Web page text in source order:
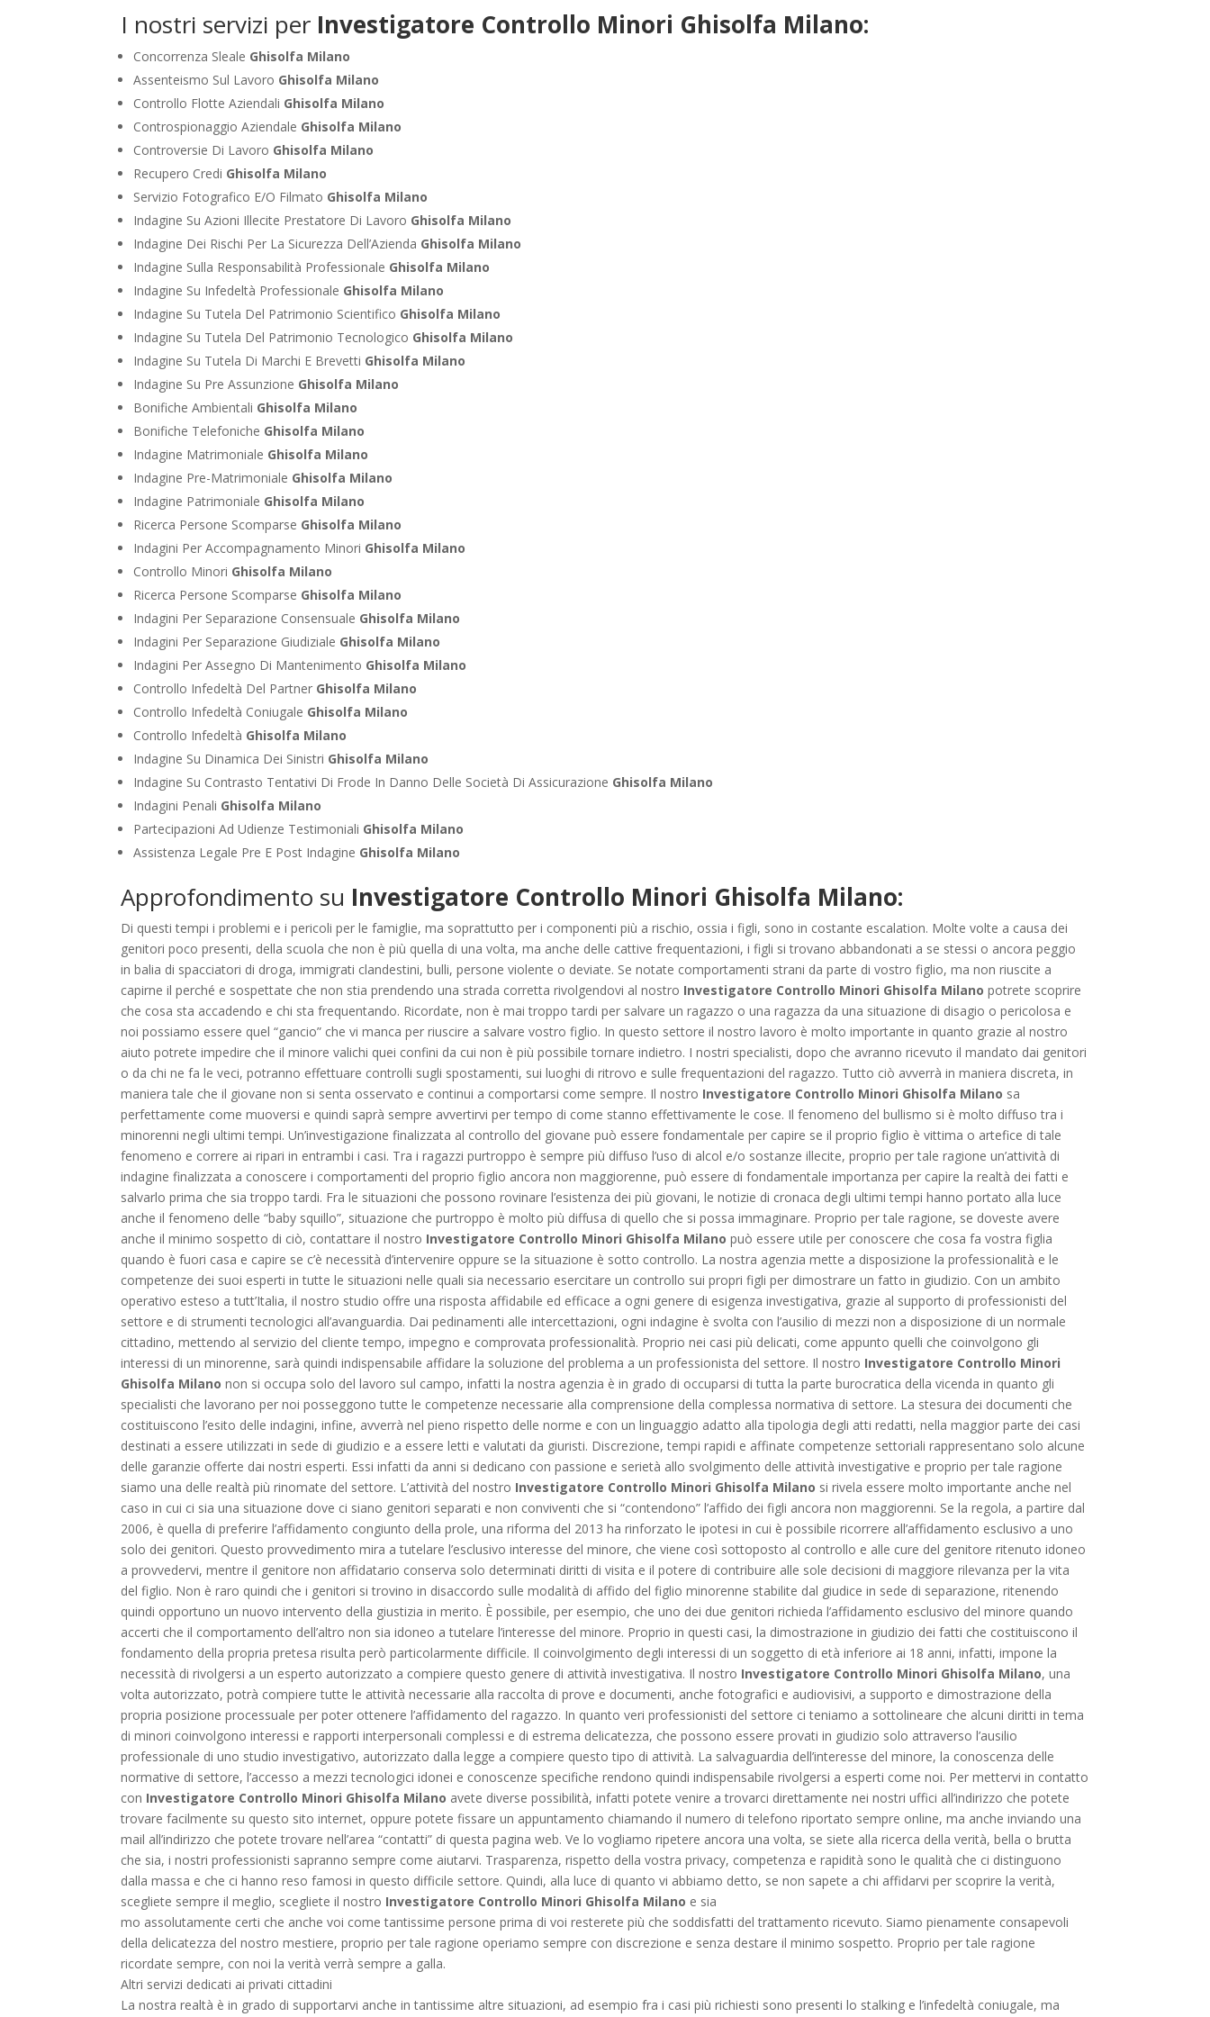
I nostri servizi per Investigatore Controllo Minori Ghisolfa Milano:
Concorrenza Sleale Ghisolfa Milano
Assenteismo Sul Lavoro Ghisolfa Milano
Controllo Flotte Aziendali Ghisolfa Milano
Controspionaggio Aziendale Ghisolfa Milano
Controversie Di Lavoro Ghisolfa Milano
Recupero Credi Ghisolfa Milano
Servizio Fotografico E/O Filmato Ghisolfa Milano
Indagine Su Azioni Illecite Prestatore Di Lavoro Ghisolfa Milano
Indagine Dei Rischi Per La Sicurezza Dell’Azienda Ghisolfa Milano
Indagine Sulla Responsabilità Professionale Ghisolfa Milano
Indagine Su Infedeltà Professionale Ghisolfa Milano
Indagine Su Tutela Del Patrimonio Scientifico Ghisolfa Milano
Indagine Su Tutela Del Patrimonio Tecnologico Ghisolfa Milano
Indagine Su Tutela Di Marchi E Brevetti Ghisolfa Milano
Indagine Su Pre Assunzione Ghisolfa Milano
Bonifiche Ambientali Ghisolfa Milano
Bonifiche Telefoniche Ghisolfa Milano
Indagine Matrimoniale Ghisolfa Milano
Indagine Pre-Matrimoniale Ghisolfa Milano
Indagine Patrimoniale Ghisolfa Milano
Ricerca Persone Scomparse Ghisolfa Milano
Indagini Per Accompagnamento Minori Ghisolfa Milano
Controllo Minori Ghisolfa Milano
Ricerca Persone Scomparse Ghisolfa Milano
Indagini Per Separazione Consensuale Ghisolfa Milano
Indagini Per Separazione Giudiziale Ghisolfa Milano
Indagini Per Assegno Di Mantenimento Ghisolfa Milano
Controllo Infedeltà Del Partner Ghisolfa Milano
Controllo Infedeltà Coniugale Ghisolfa Milano
Controllo Infedeltà Ghisolfa Milano
Indagine Su Dinamica Dei Sinistri Ghisolfa Milano
Indagine Su Contrasto Tentativi Di Frode In Danno Delle Società Di Assicurazione Ghisolfa Milano
Indagini Penali Ghisolfa Milano
Partecipazioni Ad Udienze Testimoniali Ghisolfa Milano
Assistenza Legale Pre E Post Indagine Ghisolfa Milano
Approfondimento su Investigatore Controllo Minori Ghisolfa Milano:
Di questi tempi i problemi e i pericoli per le famiglie, ma soprattutto per i componenti più a rischio, ossia i figli, sono in costante escalation. Molte volte a causa dei
genitori poco presenti, della scuola che non è più quella di una volta, ma anche delle cattive frequentazioni, i figli si trovano abbandonati a se stessi o ancora peggio
in balia di spacciatori di droga, immigrati clandestini, bulli, persone violente o deviate. Se notate comportamenti strani da parte di vostro figlio, ma non riuscite a
capirne il perché e sospettate che non stia prendendo una strada corretta rivolgendovi al nostro Investigatore Controllo Minori Ghisolfa Milano potrete scoprire
che cosa sta accadendo e chi sta frequentando. Ricordate, non è mai troppo tardi per salvare un ragazzo o una ragazza da una situazione di disagio o pericolosa e
noi possiamo essere quel “gancio” che vi manca per riuscire a salvare vostro figlio. In questo settore il nostro lavoro è molto importante in quanto grazie al nostro
aiuto potrete impedire che il minore valichi quei confini da cui non è più possibile tornare indietro. I nostri specialisti, dopo che avranno ricevuto il mandato dai genitori
o da chi ne fa le veci, potranno effettuare controlli sugli spostamenti, sui luoghi di ritrovo e sulle frequentazioni del ragazzo. Tutto ciò avverrà in maniera discreta, in
maniera tale che il giovane non si senta osservato e continui a comportarsi come sempre. Il nostro Investigatore Controllo Minori Ghisolfa Milano sa
perfettamente come muoversi e quindi saprà sempre avvertirvi per tempo di come stanno effettivamente le cose. Il fenomeno del bullismo si è molto diffuso tra i
minorenni negli ultimi tempi. Un’investigazione finalizzata al controllo del giovane può essere fondamentale per capire se il proprio figlio è vittima o artefice di tale
fenomeno e correre ai ripari in entrambi i casi. Tra i ragazzi purtroppo è sempre più diffuso l’uso di alcol e/o sostanze illecite, proprio per tale ragione un’attività di
indagine finalizzata a conoscere i comportamenti del proprio figlio ancora non maggiorenne, può essere di fondamentale importanza per capire la realtà dei fatti e
salvarlo prima che sia troppo tardi. Fra le situazioni che possono rovinare l’esistenza dei più giovani, le notizie di cronaca degli ultimi tempi hanno portato alla luce
anche il fenomeno delle “baby squillo”, situazione che purtroppo è molto più diffusa di quello che si possa immaginare. Proprio per tale ragione, se doveste avere
anche il minimo sospetto di ciò, contattare il nostro Investigatore Controllo Minori Ghisolfa Milano può essere utile per conoscere che cosa fa vostra figlia
quando è fuori casa e capire se c’è necessità d’intervenire oppure se la situazione è sotto controllo. La nostra agenzia mette a disposizione la professionalità e le
competenze dei suoi esperti in tutte le situazioni nelle quali sia necessario esercitare un controllo sui propri figli per dimostrare un fatto in giudizio. Con un ambito
operativo esteso a tutt’Italia, il nostro studio offre una risposta affidabile ed efficace a ogni genere di esigenza investigativa, grazie al supporto di professionisti del
settore e di strumenti tecnologici all’avanguardia. Dai pedinamenti alle intercettazioni, ogni indagine è svolta con l’ausilio di mezzi non a disposizione di un normale
cittadino, mettendo al servizio del cliente tempo, impegno e comprovata professionalità. Proprio nei casi più delicati, come appunto quelli che coinvolgono gli
interessi di un minorenne, sarà quindi indispensabile affidare la soluzione del problema a un professionista del settore. Il nostro Investigatore Controllo Minori
Ghisolfa Milano non si occupa solo del lavoro sul campo, infatti la nostra agenzia è in grado di occuparsi di tutta la parte burocratica della vicenda in quanto gli
specialisti che lavorano per noi posseggono tutte le competenze necessarie alla comprensione della complessa normativa di settore. La stesura dei documenti che
costituiscono l’esito delle indagini, infine, avverrà nel pieno rispetto delle norme e con un linguaggio adatto alla tipologia degli atti redatti, nella maggior parte dei casi
destinati a essere utilizzati in sede di giudizio e a essere letti e valutati da giuristi. Discrezione, tempi rapidi e affinate competenze settoriali rappresentano solo alcune
delle garanzie offerte dai nostri esperti. Essi infatti da anni si dedicano con passione e serietà allo svolgimento delle attività investigative e proprio per tale ragione
siamo una delle realtà più rinomate del settore. L’attività del nostro Investigatore Controllo Minori Ghisolfa Milano si rivela essere molto importante anche nel
caso in cui ci sia una situazione dove ci siano genitori separati e non conviventi che si “contendono” l’affido dei figli ancora non maggiorenni. Se la regola, a partire dal
2006, è quella di preferire l’affidamento congiunto della prole, una riforma del 2013 ha rinforzato le ipotesi in cui è possibile ricorrere all’affidamento esclusivo a uno
solo dei genitori. Questo provvedimento mira a tutelare l’esclusivo interesse del minore, che viene così sottoposto al controllo e alle cure del genitore ritenuto idoneo
a provvedervi, mentre il genitore non affidatario conserva solo determinati diritti di visita e il potere di contribuire alle sole decisioni di maggiore rilevanza per la vita
del figlio. Non è raro quindi che i genitori si trovino in disaccordo sulle modalità di affido del figlio minorenne stabilite dal giudice in sede di separazione, ritenendo
quindi opportuno un nuovo intervento della giustizia in merito. È possibile, per esempio, che uno dei due genitori richieda l’affidamento esclusivo del minore quando
accerti che il comportamento dell’altro non sia idoneo a tutelare l’interesse del minore. Proprio in questi casi, la dimostrazione in giudizio dei fatti che costituiscono il
fondamento della propria pretesa risulta però particolarmente difficile. Il coinvolgimento degli interessi di un soggetto di età inferiore ai 18 anni, infatti, impone la
necessità di rivolgersi a un esperto autorizzato a compiere questo genere di attività investigativa. Il nostro Investigatore Controllo Minori Ghisolfa Milano, una
volta autorizzato, potrà compiere tutte le attività necessarie alla raccolta di prove e documenti, anche fotografici e audiovisivi, a supporto e dimostrazione della
propria posizione processuale per poter ottenere l’affidamento del ragazzo. In quanto veri professionisti del settore ci teniamo a sottolineare che alcuni diritti in tema
di minori coinvolgono interessi e rapporti interpersonali complessi e di estrema delicatezza, che possono essere provati in giudizio solo attraverso l’ausilio
professionale di uno studio investigativo, autorizzato dalla legge a compiere questo tipo di attività. La salvaguardia dell’interesse del minore, la conoscenza delle
normative di settore, l’accesso a mezzi tecnologici idonei e conoscenze specifiche rendono quindi indispensabile rivolgersi a esperti come noi. Per mettervi in contatto
con Investigatore Controllo Minori Ghisolfa Milano avete diverse possibilità, infatti potete venire a trovarci direttamente nei nostri uffici all’indirizzo che potete
trovare facilmente su questo sito internet, oppure potete fissare un appuntamento chiamando il numero di telefono riportato sempre online, ma anche inviando una
mail all’indirizzo che potete trovare nell’area “contatti” di questa pagina web. Ve lo vogliamo ripetere ancora una volta, se siete alla ricerca della verità, bella o brutta
che sia, i nostri professionisti sapranno sempre come aiutarvi. Trasparenza, rispetto della vostra privacy, competenza e rapidità sono le qualità che ci distinguono
dalla massa e che ci hanno reso famosi in questo difficile settore. Quindi, alla luce di quanto vi abbiamo detto, se non sapete a chi affidarvi per scoprire la verità,
scegliete sempre il meglio, scegliete il nostro Investigatore Controllo Minori Ghisolfa Milano e sia
mo assolutamente certi che anche voi come tantissime persone prima di voi resterete più che soddisfatti del trattamento ricevuto. Siamo pienamente consapevoli
della delicatezza del nostro mestiere, proprio per tale ragione operiamo sempre con discrezione e senza destare il minimo sospetto. Proprio per tale ragione
ricordate sempre, con noi la verità verrà sempre a galla.
Altri servizi dedicati ai privati cittadini
La nostra realtà è in grado di supportarvi anche in tantissime altre situazioni, ad esempio fra i casi più richiesti sono presenti lo stalking e l’infedeltà coniugale, ma